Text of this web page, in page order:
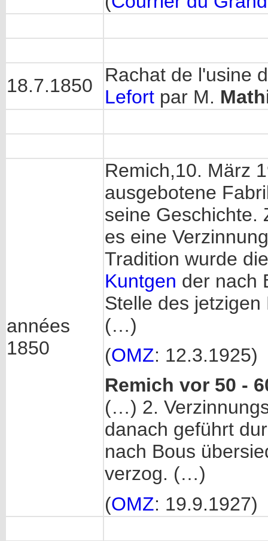
18.7.1850
Rachat de l'usine
Lefort par M.
années
1850
Remich,10. März
ausgebotene
seine Geschichte.
es eine
Tradition wurde
Kuntgen der nach
Stelle des
(…)
(OMZ: 12.3.1925)
Remich vor 50 -
(…) 2.
danach geführt
nach Bous
verzog. (…)
(OMZ: 19.9.1927)